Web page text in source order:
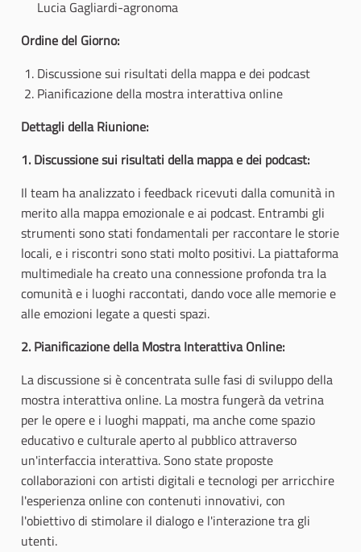
Lucia Gagliardi-agronoma
Ordine del Giorno:
Discussione sui risultati della mappa e dei podcast
Pianificazione della mostra interattiva online
Dettagli della Riunione:
1. Discussione sui risultati della mappa e dei podcast:
Il team ha analizzato i feedback ricevuti dalla comunità in
merito alla mappa emozionale e ai podcast. Entrambi gli
strumenti sono stati fondamentali per raccontare le storie
locali, e i riscontri sono stati molto positivi. La piattaforma
multimediale ha creato una connessione profonda tra la
comunità e i luoghi raccontati, dando voce alle memorie e
alle emozioni legate a questi spazi.
2. Pianificazione della Mostra Interattiva Online:
La discussione si è concentrata sulle fasi di sviluppo della
mostra interattiva online. La mostra fungerà da vetrina
per le opere e i luoghi mappati, ma anche come spazio
educativo e culturale aperto al pubblico attraverso
un'interfaccia interattiva. Sono state proposte
collaborazioni con artisti digitali e tecnologi per arricchire
l'esperienza online con contenuti innovativi, con
l'obiettivo di stimolare il dialogo e l'interazione tra gli
utenti.